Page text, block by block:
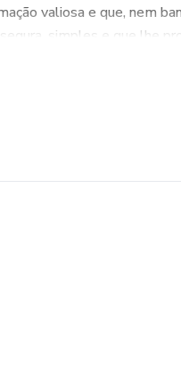
valiosa e que, nem
simples e que lhe